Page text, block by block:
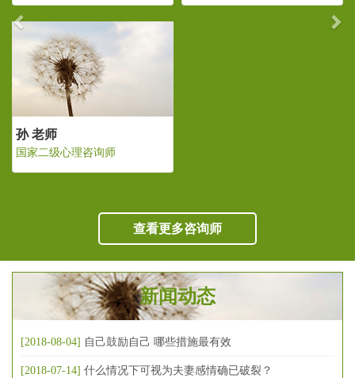
查看更多咨询师
新闻动态
[2018-08-04] 自己鼓励自己 哪些措施最有效
[2018-07-14] 什么情况下可视为夫妻感情确已破裂？